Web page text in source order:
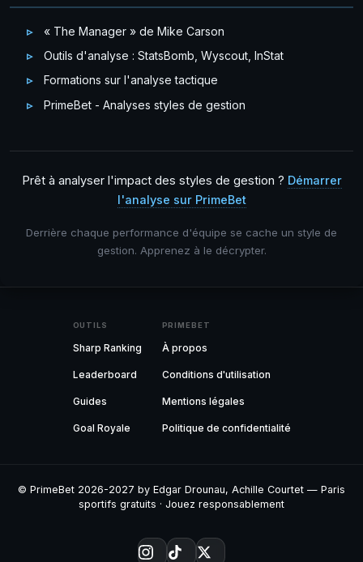
« The Manager » de Mike Carson
Outils d'analyse : StatsBomb, Wyscout, InStat
Formations sur l'analyse tactique
PrimeBet - Analyses styles de gestion
Prêt à analyser l'impact des styles de gestion ? Démarrer
l'analyse sur PrimeBet
Derrière chaque performance d'équipe se cache un style de
gestion. Apprenez à le décrypter.
OUTILS
Sharp Ranking
Leaderboard
Guides
Goal Royale
PRIMEBET
À propos
Conditions d'utilisation
Mentions légales
Politique de confidentialité
© PrimeBet 2026-2027 by Edgar Drounau, Achille Courtet — Paris
sportifs gratuits · Jouez responsablement